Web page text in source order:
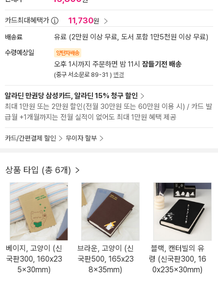
카드최대혜택가 11,730원
배송료 유료 (2만원 이상 무료, 도서 포함 1만5천원 이상 무료)
수령예상일 양탄자배송
오후 1시까지 주문하면 밤 11시 잠들기전 배송
(중구 서소문로 89-31 ) 변경
알라딘 만권당 삼성카드, 알라딘 15% 청구 할인
최대 1만원 또는 2만원 할인(전월 30만원 또는 60만원 이용 시) / 카드 발
급월 +1개월까지는 전월 실적이 없어도 최대 1만원 혜택 제공
카드/간편결제 할인 무이자 할부
상품 타입 (총 6개)
베이지, 고양이 (신
국판300, 160x23
5x30mm)
브라운, 고양이 (신
국판500, 165x23
8x35mm)
블랙, 캔터빌의 유
령 (신국판300, 16
0x235x30mm)